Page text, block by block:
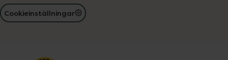
Cookieinställningar